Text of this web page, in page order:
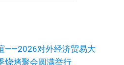
——2026对外经济贸易大
烧烤聚会圆满举行